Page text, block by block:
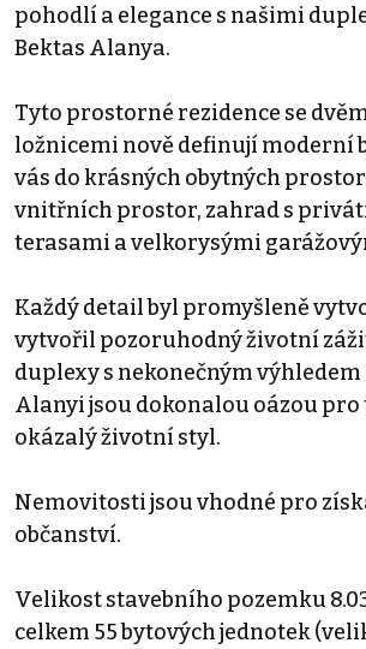
pohodlí a elegance s našimi
Bektas Alanya.
Tyto prostorné rezidence se
ložnicemi nově definují moderní
vás do krásných obytných
vnitřních prostor, zahrad s
terasami a velkorysými
Každý detail byl promyšleně
vytvořil pozoruhodný životní
duplexy s nekonečným výhledem
Alanyi jsou dokonalou oázou
okázalý životní styl.
Nemovitosti jsou vhodné pro
občanství.
Velikost stavebního pozemku
celkem 55 bytových jednotek